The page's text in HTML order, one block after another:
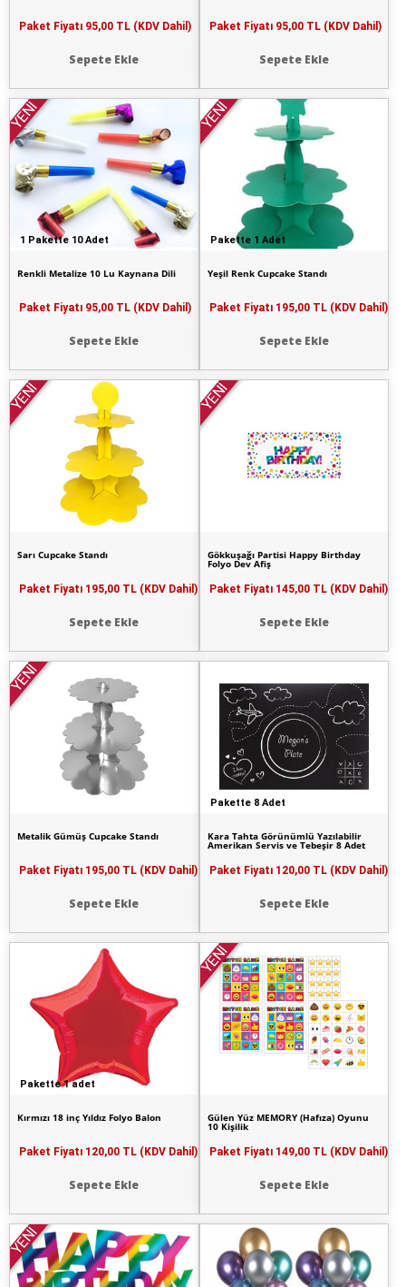
Paket Fiyatı 95,00 TL (KDV Dahil)
Sepete Ekle
Paket Fiyatı 95,00 TL (KDV Dahil)
Sepete Ekle
1 Pakette 10 Adet
YENİ
Renkli Metalize 10 Lu Kaynana Dili
Paket Fiyatı 95,00 TL (KDV Dahil)
Sepete Ekle
Pakette 1 Adet
YENİ
Yeşil Renk Cupcake Standı
Paket Fiyatı 195,00 TL (KDV Dahil)
Sepete Ekle
YENİ
Sarı Cupcake Standı
Paket Fiyatı 195,00 TL (KDV Dahil)
Sepete Ekle
YENİ
Gökkuşağı Partisi Happy Birthday
Folyo Dev Afiş
Paket Fiyatı 145,00 TL (KDV Dahil)
Sepete Ekle
YENİ
Metalik Gümüş Cupcake Standı
Paket Fiyatı 195,00 TL (KDV Dahil)
Sepete Ekle
Pakette 8 Adet
Kara Tahta Görünümlü Yazılabilir
Amerikan Servis ve Tebeşir 8 Adet
Paket Fiyatı 120,00 TL (KDV Dahil)
Sepete Ekle
Pakette 1 adet
Kırmızı 18 inç Yıldız Folyo Balon
Paket Fiyatı 120,00 TL (KDV Dahil)
Sepete Ekle
YENİ
Gülen Yüz MEMORY (Hafıza) Oyunu
10 Kişilik
Paket Fiyatı 149,00 TL (KDV Dahil)
Sepete Ekle
YENİ